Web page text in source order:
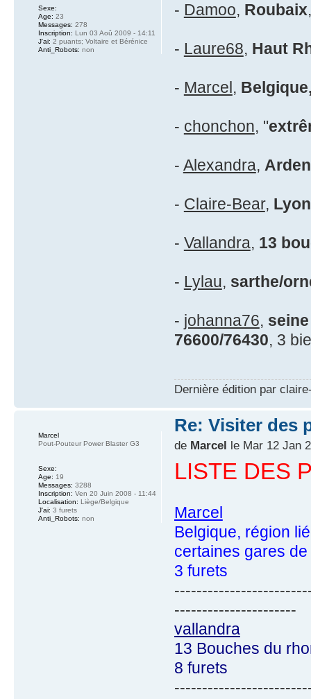
- Damoo, Roubaix
- Laure68, Haut
- Marcel,
- chonchon, "
- Alexandra,
- Claire-Bear,
- Vallandra, 13
- Lylau, sarthe/
- johanna76,
76600/76430, 3
Dernière édition par
Sexe:
Age: 23
Messages: 278
Inscription: Lun 03 Aoû 2009 - 14:11
J'ai: 2 puants; Voltaire et Bérénice
Anti_Robots: non
Re: Visiter des
de Marcel le Mar 12 Jan
LISTE DES
Marcel
Belgique, région
certaines gares
3 furets
----------------------
vallandra
13 Bouches du
8 furets
Marcel
Pout-Pouteur Power Blaster G3
Sexe:
Age: 19
Messages: 3288
Inscription: Ven 20 Juin 2008 - 11:44
Localisation: Liège/Belgique
J'ai: 3 furets
Anti_Robots: non